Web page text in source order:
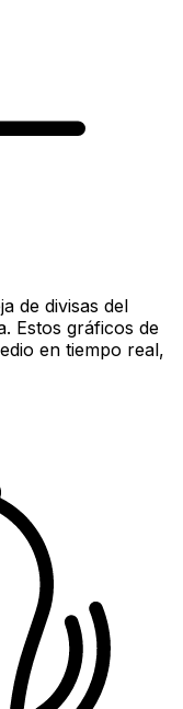
de divisas del
Estos gráficos de
en tiempo real,